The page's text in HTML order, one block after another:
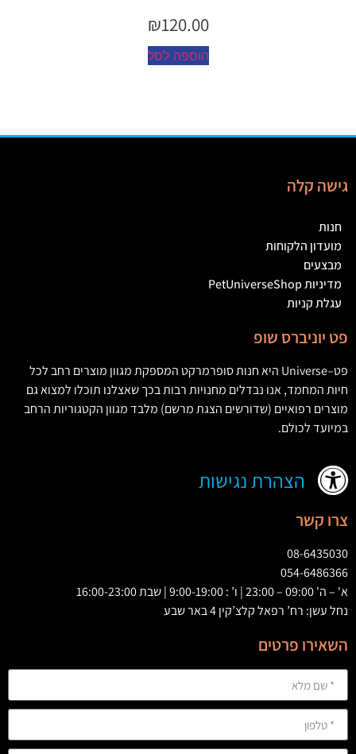
45.00
הוספה לסל
גישה קלה
חנות
מועדון הלקוחות
מבצעים
מדיניות PetUniverseShop
עגלת קניות
פט יוניברס שופ
פט–
Universe היא חנות סופרמרקט המספקת מגוון מוצרים רחב לכל
חיות המחמד,אנו נבדלים מחנויות רבות בכך שאצלנו תוכלו למצוא גם
מוצרים רפואיים (שדורשים הצגת מרשם) מלבד מגוון הקטגוריות הרחב
במיועד לכולם.
הצהרת נגישות
צרו קשר
08-6435030
054-6486366
א' – ה' 09:00 – 23:00 | ו’ : 9:00-19:00 | שבת 16:00-23:00
נחל עשן: רח’ רפאל קלצ’קין 4 באר שבע
השאירו פרטים